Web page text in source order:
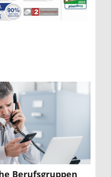
Berufsgruppen